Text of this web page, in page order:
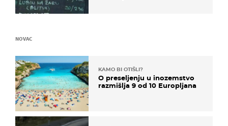
NOVAC
KAMO BI OTIŠLI?
O preseljenju u inozemstvo
razmišlja 9 od 10 Europljana